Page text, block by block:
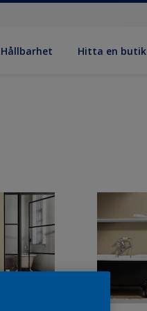
Hållbarhet Hitta en butik